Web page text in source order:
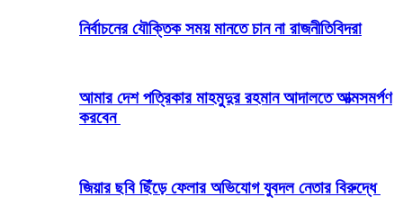
নির্বাচনের যৌক্তিক সময় মানতে চান না রাজনীতিবিদরা
আমার দেশ পত্রিকার মাহমুদুর রহমান আদালতে আত্মসমর্পণ
করবেন
জিয়ার ছবি ছিঁড়ে ফেলার অভিযোগ যুবদল নেতার বিরুদ্ধে